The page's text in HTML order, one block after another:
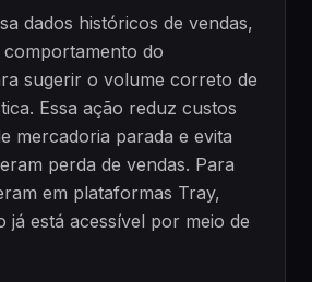
dados históricos de vendas,
comportamento do
sugerir o volume correto de
Essa ação reduz custos
mercadoria parada e evita
perda de vendas. Para
em plataformas Tray,
já está acessível por meio de